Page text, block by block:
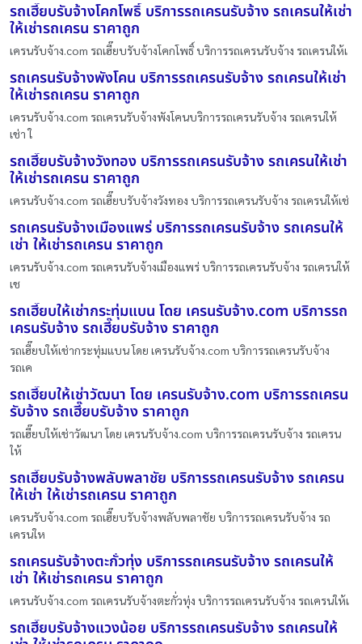
รถเฮี๊ยบรับจ้างโคกโพธิ์ บริการรถเครนรับจ้าง รถเครนให้เช่า
ให้เช่ารถเครน ราคาถูก
เครนรับจ้าง.com รถเฮี๊ยบรับจ้างโคกโพธิ์ บริการรถเครนรับจ้าง รถเครนให้เ
รถเครนรับจ้างพังโคน บริการรถเครนรับจ้าง รถเครนให้เช่า
ให้เช่ารถเครน ราคาถูก
เครนรับจ้าง.com รถเครนรับจ้างพังโคนบริการรถเครนรับจ้าง รถเครนให้
เช่า ใ
รถเฮี๊ยบรับจ้างวังทอง บริการรถเครนรับจ้าง รถเครนให้เช่า
ให้เช่ารถเครน ราคาถูก
เครนรับจ้าง.com รถเฮี๊ยบรับจ้างวังทอง บริการรถเครนรับจ้าง รถเครนให้เช่
รถเครนรับจ้างเมืองแพร่ บริการรถเครนรับจ้าง รถเครนให้
เช่า ให้เช่ารถเครน ราคาถูก
เครนรับจ้าง.com รถเครนรับจ้างเมืองแพร่ บริการรถเครนรับจ้าง รถเครนให้
เช
รถเฮี๊ยบให้เช่ากระทุ่มแบน โดย เครนรับจ้าง.com บริการรถ
เครนรับจ้าง รถเฮี๊ยบรับจ้าง ราคาถูก
รถเฮี๊ยบให้เช่ากระทุ่มแบน โดย เครนรับจ้าง.com บริการรถเครนรับจ้าง
รถเค
รถเฮี๊ยบให้เช่าวัฒนา โดย เครนรับจ้าง.com บริการรถเครน
รับจ้าง รถเฮี๊ยบรับจ้าง ราคาถูก
รถเฮี๊ยบให้เช่าวัฒนา โดย เครนรับจ้าง.com บริการรถเครนรับจ้าง รถเครน
ให้
รถเฮี๊ยบรับจ้างพลับพลาชัย บริการรถเครนรับจ้าง รถเครน
ให้เช่า ให้เช่ารถเครน ราคาถูก
เครนรับจ้าง.com รถเฮี๊ยบรับจ้างพลับพลาชัย บริการรถเครนรับจ้าง รถ
เครนให
รถเครนรับจ้างตะกั่วทุ่ง บริการรถเครนรับจ้าง รถเครนให้
เช่า ให้เช่ารถเครน ราคาถูก
เครนรับจ้าง.com รถเครนรับจ้างตะกั่วทุ่ง บริการรถเครนรับจ้าง รถเครนให้เ
รถเฮี๊ยบรับจ้างแวงน้อย บริการรถเครนรับจ้าง รถเครนให้